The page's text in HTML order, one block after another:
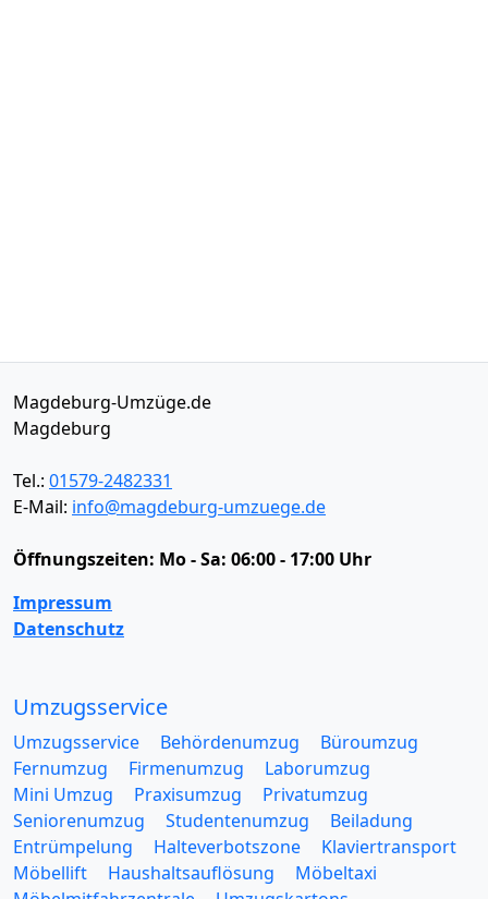
Magdeburg-Umzüge.de
Magdeburg
Tel.: 01579-2482331
E-Mail: info@magdeburg-umzuege.de
Öffnungszeiten: Mo - Sa: 06:00 - 17:00 Uhr
Impressum
Datenschutz
Umzugsservice
Umzugsservice Behördenumzug
Büroumzug
Fernumzug
Firmenumzug
Laborumzug
Mini Umzug
Praxisumzug
Privatumzug
Seniorenumzug
Studentenumzug
Beiladung
Entrümpelung
Halteverbotszone
Klaviertransport
Möbellift
Haushaltsauflösung
Möbeltaxi